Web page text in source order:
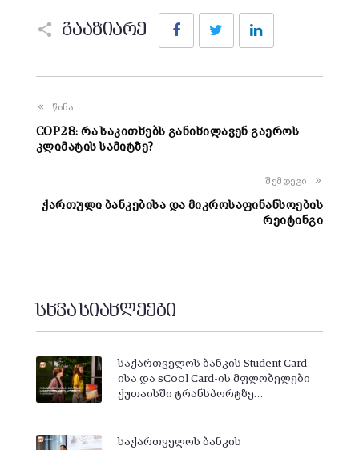
გააზიარე
FacebookTwitter
წინა
COP28: რა საკითხებს განიხილავენ გაეროს
კლიმატის სამიტზე?
შემდეგი
ქართული ბანკებისა და მიკროსაფინანსოების
რეიტინგი
სხვა სიახლეები
საქართველოს ბანკის Student Card-
ისა და sCool Card-ის მფლობელები
ქუთაისში ტრანსპორტზე…
საქართველოს ბანკის